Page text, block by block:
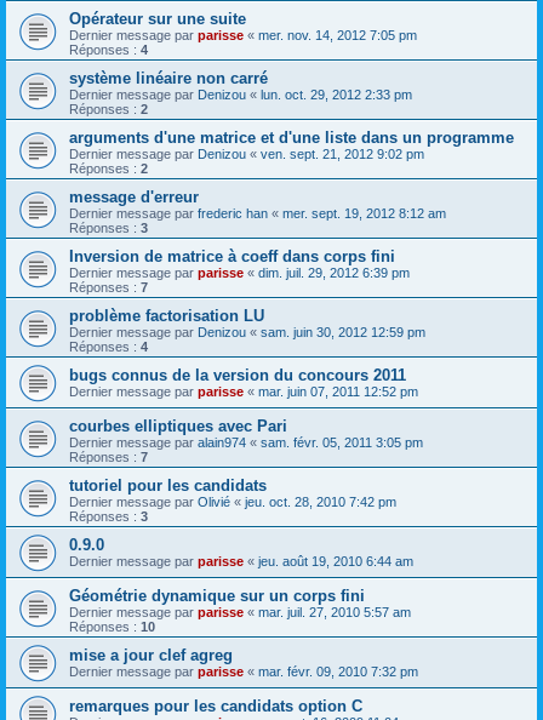
Opérateur sur une suite
Dernier message par parisse « mer. nov. 14, 2012 7:05 pm
Réponses : 4
système linéaire non carré
Dernier message par Denizou « lun. oct. 29, 2012 2:33 pm
Réponses : 2
arguments d'une matrice et d'une liste dans un programme
Dernier message par Denizou « ven. sept. 21, 2012 9:02 pm
Réponses : 2
message d'erreur
Dernier message par frederic han « mer. sept. 19, 2012 8:12 am
Réponses : 3
Inversion de matrice à coeff dans corps fini
Dernier message par parisse « dim. juil. 29, 2012 6:39 pm
Réponses : 7
problème factorisation LU
Dernier message par Denizou « sam. juin 30, 2012 12:59 pm
Réponses : 4
bugs connus de la version du concours 2011
Dernier message par parisse « mar. juin 07, 2011 12:52 pm
courbes elliptiques avec Pari
Dernier message par alain974 « sam. févr. 05, 2011 3:05 pm
Réponses : 7
tutoriel pour les candidats
Dernier message par Olivié « jeu. oct. 28, 2010 7:42 pm
Réponses : 3
0.9.0
Dernier message par parisse « jeu. août 19, 2010 6:44 am
Géométrie dynamique sur un corps fini
Dernier message par parisse « mar. juil. 27, 2010 5:57 am
Réponses : 10
mise a jour clef agreg
Dernier message par parisse « mar. févr. 09, 2010 7:32 pm
remarques pour les candidats option C